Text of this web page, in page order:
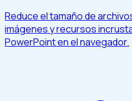
Reduce el tamaño de
imágenes y recursos
PowerPoint en el navegador.